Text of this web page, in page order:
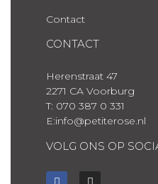
Contact
CONTACT
Herenstraat 47
2271 CA Voorburg
T: 070 387 0 331
E:info@petiterose.nl
VOLG ONS OP